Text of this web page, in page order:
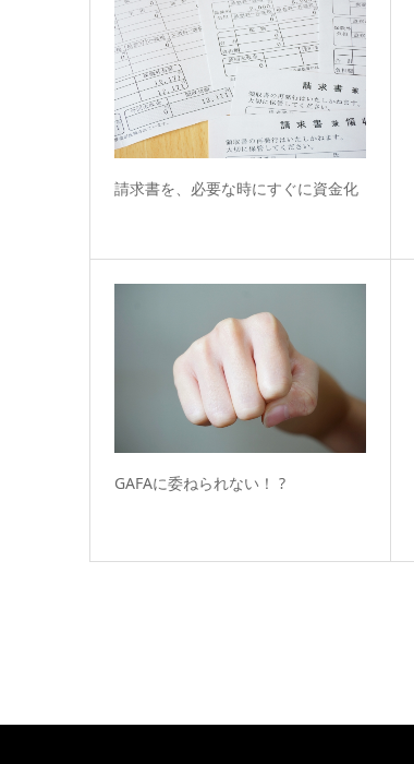
請求書を、必要な時にすぐに資金化
GAFAに委ねられない！ ?